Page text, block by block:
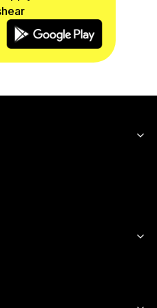
al cliente las
PANTALLA,
ya que por
al momento
SAMSUNG Y APPLE
15 DIAS
DIAS
(ciertas condiciones
controles,
disco duro y acc.